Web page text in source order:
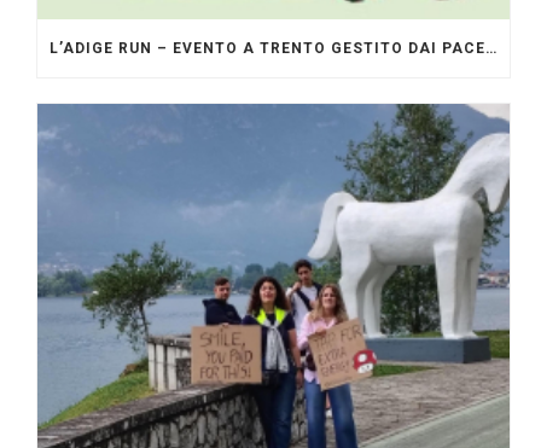
L’ADIGE RUN – EVENTO A TRENTO GESTITO DAI PACERS GLI ORIGINALI